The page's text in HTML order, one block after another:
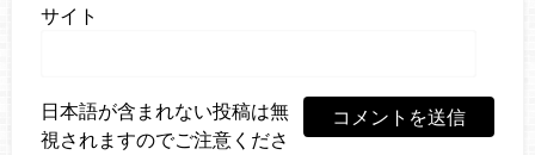
サイト
日本語が含まれない投稿は無
視されますのでご注意くださ